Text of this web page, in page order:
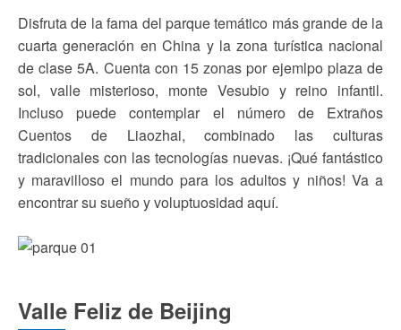
Disfruta de la fama del parque temático más grande de la
cuarta generación en China y la zona turística nacional
de clase 5A. Cuenta con 15 zonas por ejemlpo plaza de
sol, valle misterioso, monte Vesubio y reino infantil.
Incluso puede contemplar el número de Extraños
Cuentos de Liaozhai, combinado las culturas
tradicionales con las tecnologías nuevas. ¡Qué fantástico
y maravilloso el mundo para los adultos y niños! Va a
encontrar su sueño y voluptuosidad aquí.
Valle Feliz de Beijing